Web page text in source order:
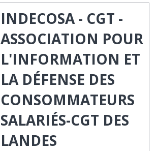
INDECOSA - CGT -
ASSOCIATION POUR
L'INFORMATION ET
LA DÉFENSE DES
CONSOMMATEURS
SALARIÉS-CGT DES
LANDES